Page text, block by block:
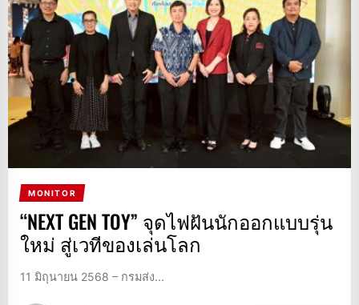
MONITOR
“NEXT GEN TOY” จุดไฟฝันนักออกแบบรุ่น
ใหม่ สู่เวทีของเล่นโลก
11 มิถุนายน 2568 – กรมส่ง...